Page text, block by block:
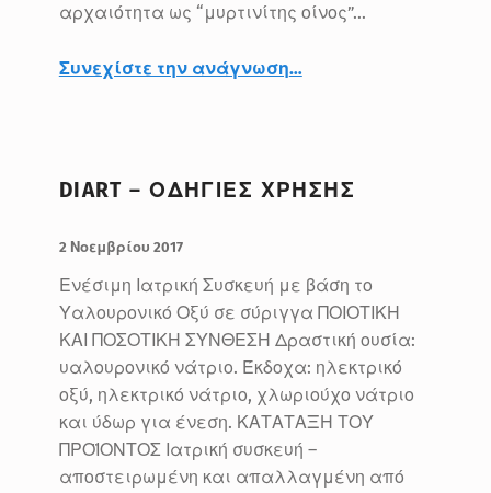
αρχαιότητα ως “μυρτινίτης οίνος”…
Συνεχίστε την ανάγνωση…
DIART – ΟΔΗΓΙΕΣ ΧΡΗΣΗΣ
2 Νοεμβρίου 2017
Ενέσιμη Ιατρική Συσκευή με βάση το
Υαλουρονικό Οξύ σε σύριγγα ΠΟΙΟΤΙΚΗ
ΚΑΙ ΠΟΣΟΤΙΚΗ ΣΥΝΘΕΣΗ Δραστική ουσία:
υαλουρονικό νάτριο. Έκδοχα: ηλεκτρικό
οξύ, ηλεκτρικό νάτριο, χλωριούχο νάτριο
και ύδωρ για ένεση. ΚΑΤΑΤΑΞΗ ΤΟΥ
ΠΡΟΪΟΝΤΟΣ Ιατρική συσκευή –
αποστειρωμένη και απαλλαγμένη από